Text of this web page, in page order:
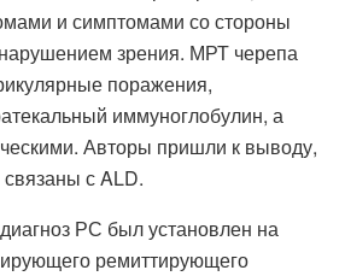
и симптомами со стороны
зрения. МРТ черепа
поражения,
иммуноглобулин, а
Авторы пришли к выводу,
с ALD.
РС был установлен на
ремиттирующего